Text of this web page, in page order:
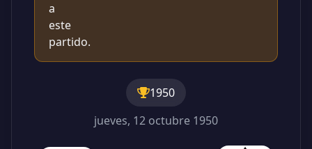
a
este
partido.
1950
jueves, 12 octubre 1950